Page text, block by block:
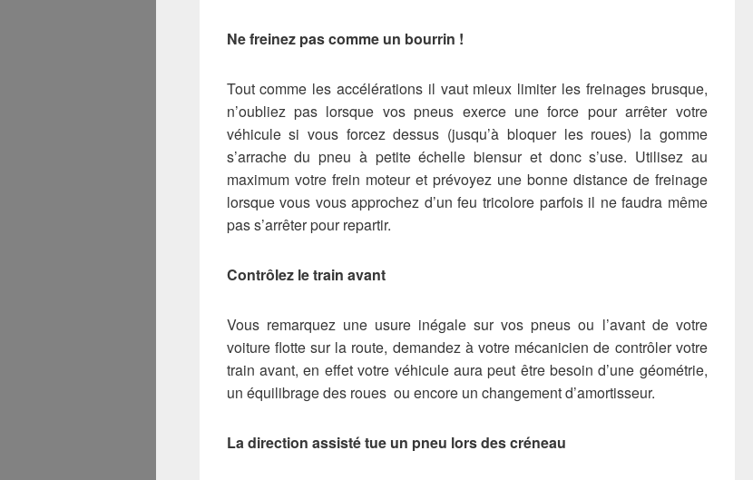
Ne freinez pas comme un bourrin !
Tout comme les accélérations il vaut mieux limiter les freinages brusque,
n’oubliez pas lorsque vos pneus exerce une force pour arrêter votre
véhicule si vous forcez dessus (jusqu’à bloquer les roues) la gomme
s’arrache du pneu à petite échelle biensur et donc s’use. Utilisez au
maximum votre frein moteur et prévoyez une bonne distance de freinage
lorsque vous vous approchez d’un feu tricolore parfois il ne faudra même
pas s’arrêter pour repartir.
Contrôlez le train avant
Vous remarquez une usure inégale sur vos pneus ou l’avant de votre
voiture flotte sur la route, demandez à votre mécanicien de contrôler votre
train avant, en effet votre véhicule aura peut être besoin d’une géométrie,
un équilibrage des roues ou encore un changement d’amortisseur.
La direction assisté tue un pneu lors des créneau